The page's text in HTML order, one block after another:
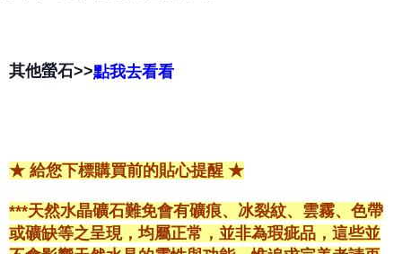
其他螢石>>點我去看看
★ 給您下標購買前的貼心提醒 ★
***天然水晶礦石難免會有礦痕、冰裂紋、雲霧、色帶
或礦缺等之呈現，均屬正常，並非為瑕疵品，這些並